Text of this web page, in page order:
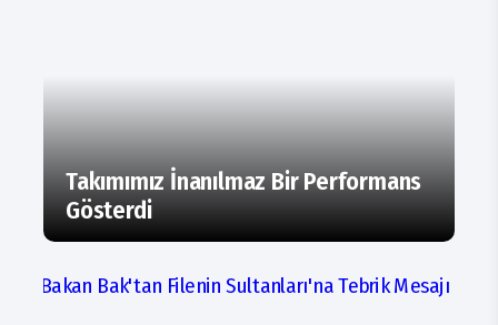
Takımımız İnanılmaz Bir Performans
Gösterdi